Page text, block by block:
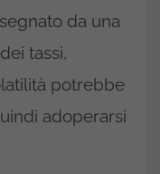
da una
tassi,
potrebbe
adoperarsi